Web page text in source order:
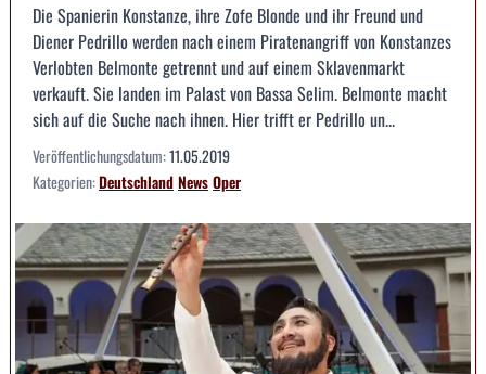
Die Spanierin Konstanze, ihre Zofe Blonde und ihr Freund und
Diener Pedrillo werden nach einem Piratenangriff von Konstanzes
Verlobten Belmonte getrennt und auf einem Sklavenmarkt
verkauft. Sie landen im Palast von Bassa Selim. Belmonte macht
sich auf die Suche nach ihnen. Hier trifft er Pedrillo un...
Veröffentlichungsdatum:11.05.2019
Kategorien:DeutschlandNewsOper